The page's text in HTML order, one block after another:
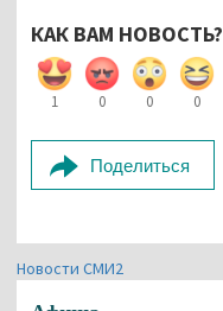
КАК ВАМ НОВОСТЬ?
1 0 0 0
Поделиться
Новости СМИ2